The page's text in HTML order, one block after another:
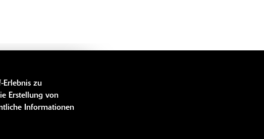
LINKS
News
Handbücher
Erlebnis zu
Erstellung von
Informationen